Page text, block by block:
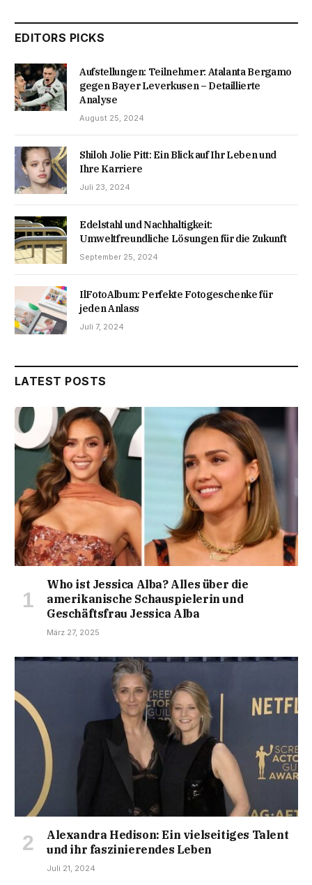
EDITORS PICKS
Aufstellungen: Teilnehmer: Atalanta Bergamo
gegen Bayer Leverkusen – Detaillierte
Analyse
August 25, 2024
Shiloh Jolie Pitt: Ein Blick auf Ihr Leben und
Ihre Karriere
Juli 23, 2024
Edelstahl und Nachhaltigkeit:
Umweltfreundliche Lösungen für die Zukunft
September 25, 2024
IlFotoAlbum: Perfekte Fotogeschenke für
jeden Anlass
Juli 7, 2024
LATEST POSTS
Who ist Jessica Alba? Alles über die
amerikanische Schauspielerin und
Geschäftsfrau Jessica Alba
März 27, 2025
Alexandra Hedison: Ein vielseitiges Talent
und ihr faszinierendes Leben
Juli 21, 2024